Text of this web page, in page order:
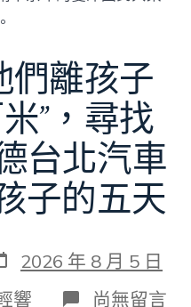
們離孩子
”，尋找
台北汽車
子的五天
2026 年 8 月 5 日
響 在
尚無留言